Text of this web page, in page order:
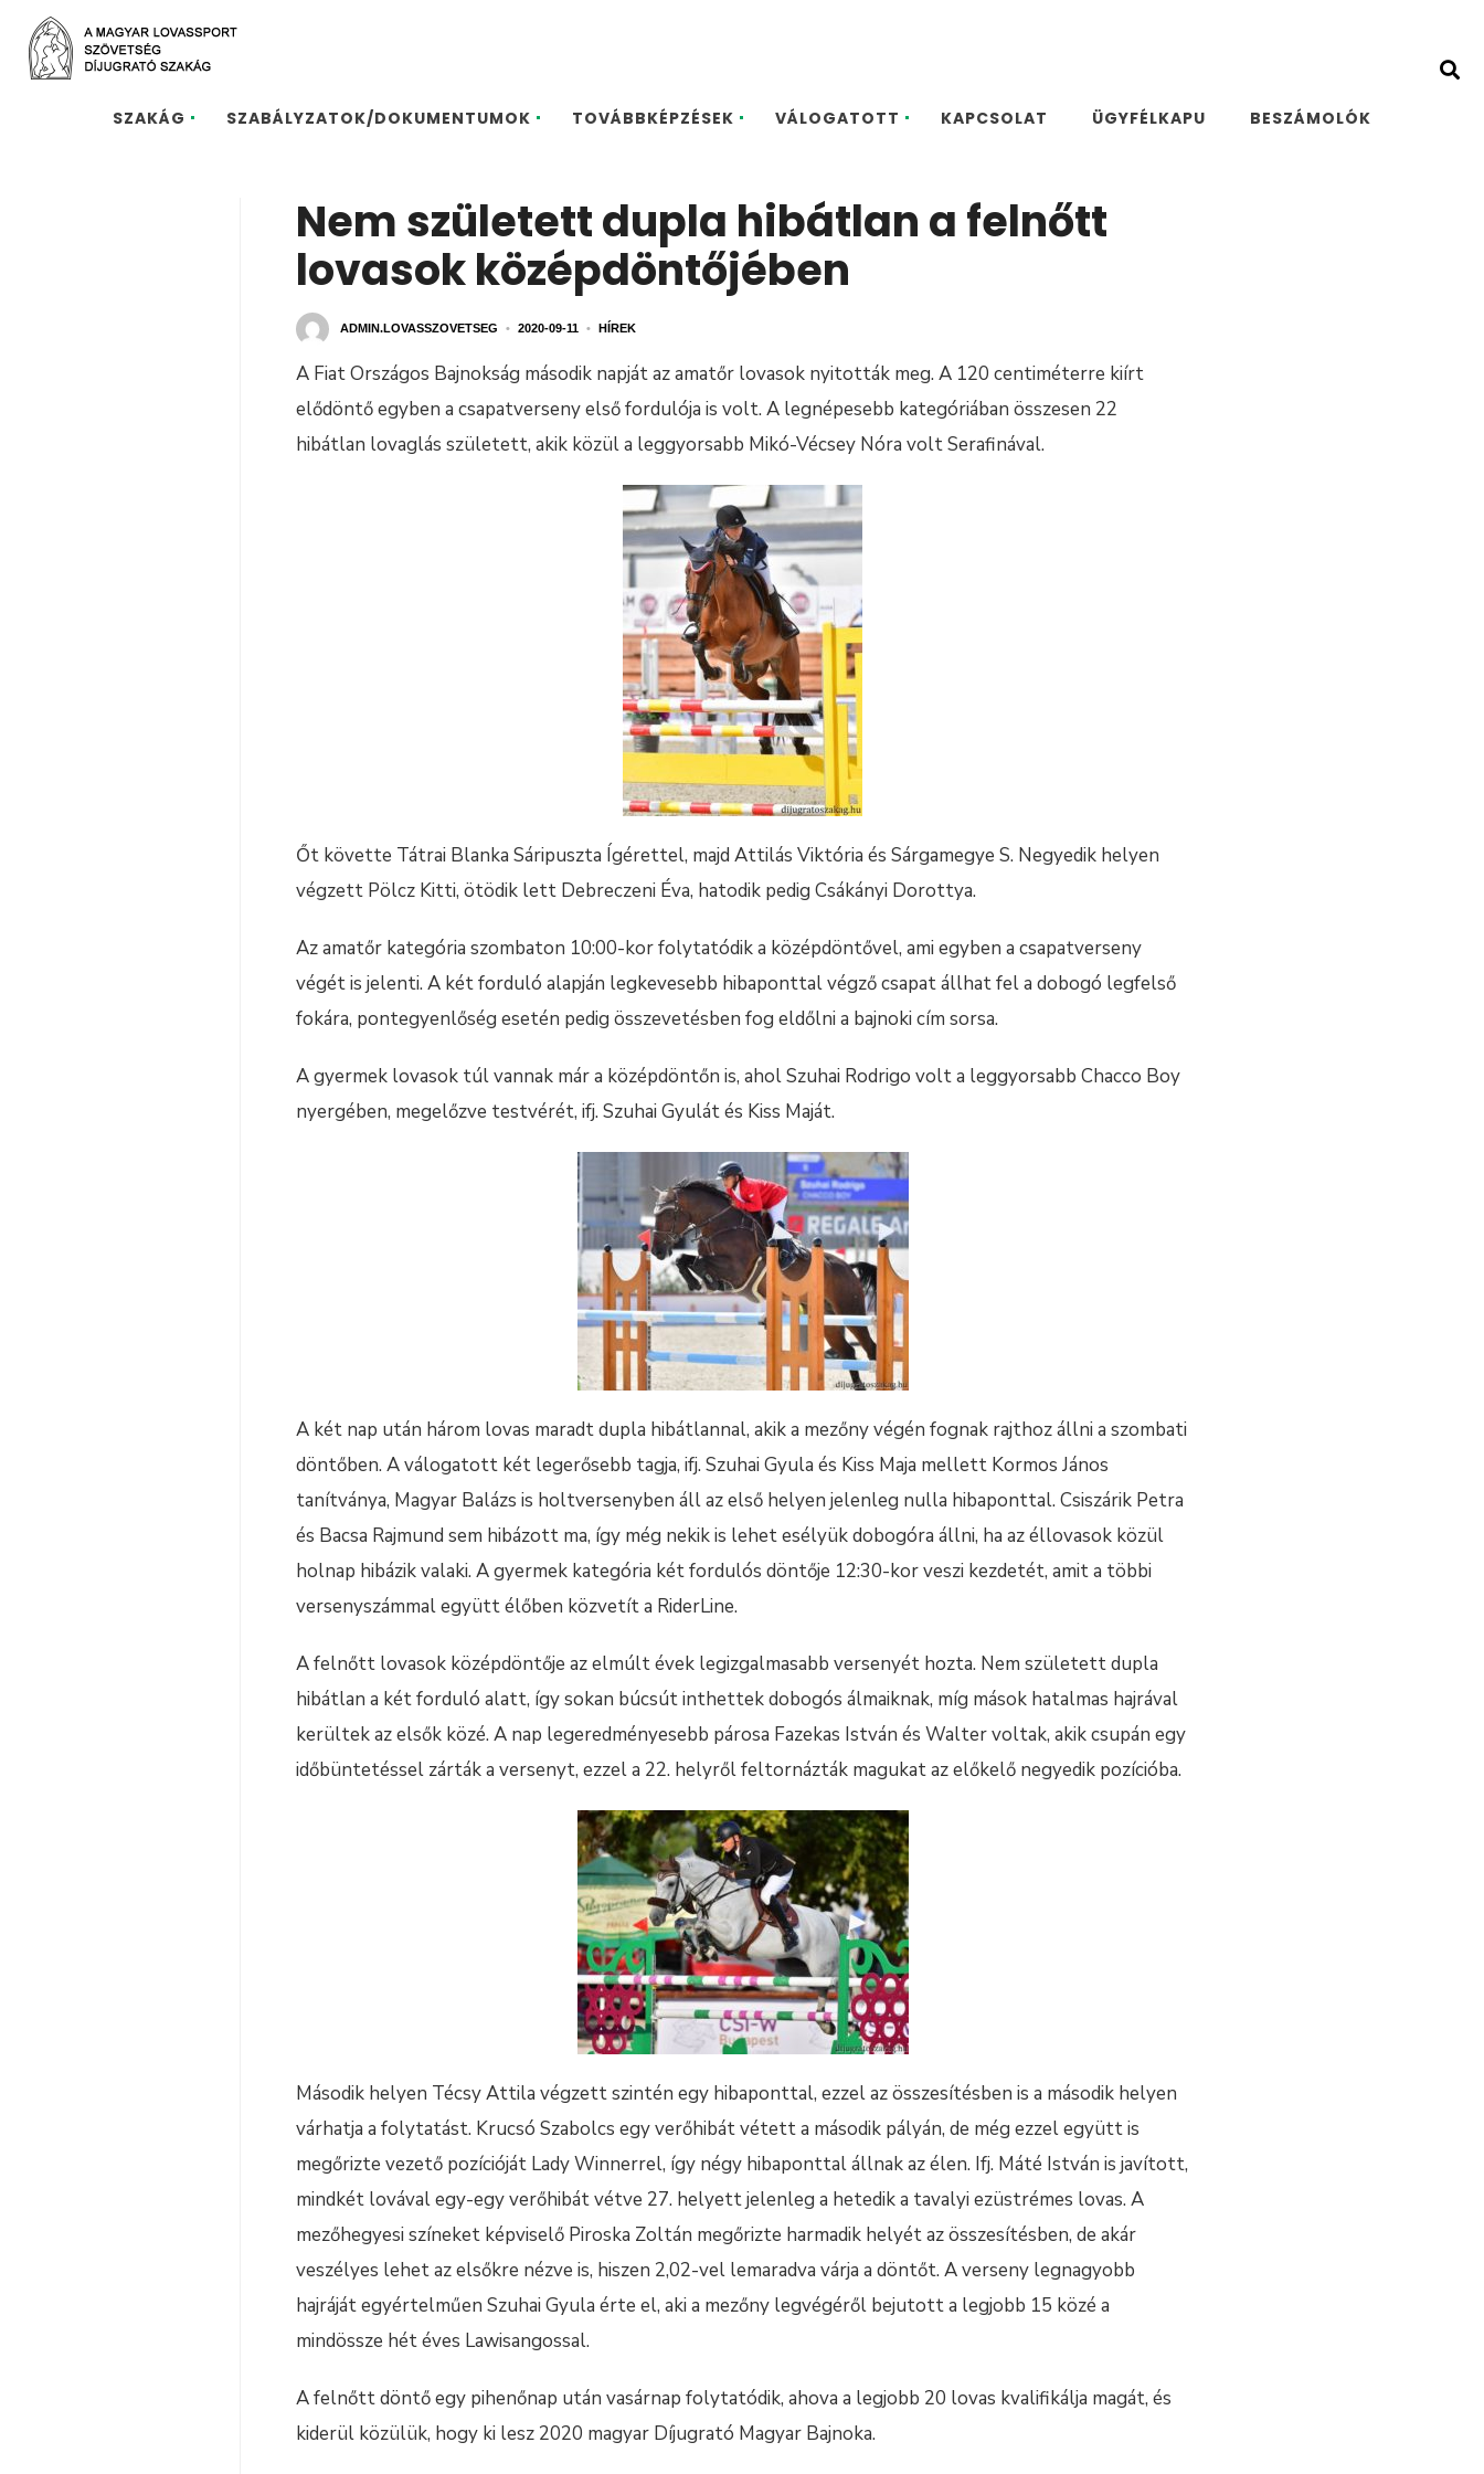
SZAKÁG SZABÁLYZATOK/DOKUMENTUMOK TOVÁBBKÉPZÉSEK VÁLOGATOTT KAPCSOLAT ÜGYFÉLKAPU BESZÁMOLÓK
Nem született dupla hibátlan a felnőtt
lovasok középdöntőjében
ADMIN.LOVASSZOVETSEG • 2020-09-11 • HÍREK
A Fiat Országos Bajnokság második napját az amatőr lovasok nyitották meg. A 120 centiméterre kiírt
elődöntő egyben a csapatverseny első fordulója is volt. A legnépesebb kategóriában összesen 22
hibátlan lovaglás született, akik közül a leggyorsabb Mikó-Vécsey Nóra volt Serafinával.
Őt követte Tátrai Blanka Sáripuszta Ígérettel, majd Attilás Viktória és Sárgamegye S. Negyedik helyen
végzett Pölcz Kitti, ötödik lett Debreczeni Éva, hatodik pedig Csákányi Dorottya.
Az amatőr kategória szombaton 10:00-kor folytatódik a középdöntővel, ami egyben a csapatverseny
végét is jelenti. A két forduló alapján legkevesebb hibaponttal végző csapat állhat fel a dobogó legfelső
fokára, pontegyenlőség esetén pedig összevetésben fog eldőlni a bajnoki cím sorsa.
A gyermek lovasok túl vannak már a középdöntőn is, ahol Szuhai Rodrigo volt a leggyorsabb Chacco Boy
nyergében, megelőzve testvérét, ifj. Szuhai Gyulát és Kiss Maját.
A két nap után három lovas maradt dupla hibátlannal, akik a mezőny végén fognak rajthoz állni a szombati
döntőben. A válogatott két legerősebb tagja, ifj. Szuhai Gyula és Kiss Maja mellett Kormos János
tanítványa, Magyar Balázs is holtversenyben áll az első helyen jelenleg nulla hibaponttal. Csiszárik Petra
és Bacsa Rajmund sem hibázott ma, így még nekik is lehet esélyük dobogóra állni, ha az éllovasok közül
holnap hibázik valaki. A gyermek kategória két fordulós döntője 12:30-kor veszi kezdetét, amit a többi
versenyszámmal együtt élőben közvetít a RiderLine.
A felnőtt lovasok középdöntője az elmúlt évek legizgalmasabb versenyét hozta. Nem született dupla
hibátlan a két forduló alatt, így sokan búcsút inthettek dobogós álmaiknak, míg mások hatalmas hajrával
kerültek az elsők közé. A nap legeredményesebb párosa Fazekas István és Walter voltak, akik csupán egy
időbüntetéssel zárták a versenyt, ezzel a 22. helyről feltornázták magukat az előkelő negyedik pozícióba.
Második helyen Técsy Attila végzett szintén egy hibaponttal, ezzel az összesítésben is a második helyen
várhatja a folytatást. Krucsó Szabolcs egy verőhibát vétett a második pályán, de még ezzel együtt is
megőrizte vezető pozícióját Lady Winnerrel, így négy hibaponttal állnak az élen. Ifj. Máté István is javított,
mindkét lovával egy-egy verőhibát vétve 27. helyett jelenleg a hetedik a tavalyi ezüstrémes lovas. A
mezőhegyesi színeket képviselő Piroska Zoltán megőrizte harmadik helyét az összesítésben, de akár
veszélyes lehet az elsőkre nézve is, hiszen 2,02-vel lemaradva várja a döntőt. A verseny legnagyobb
hajráját egyértelműen Szuhai Gyula érte el, aki a mezőny legvégéről bejutott a legjobb 15 közé a
mindössze hét éves Lawisangossal.
A felnőtt döntő egy pihenőnap után vasárnap folytatódik, ahova a legjobb 20 lovas kvalifikálja magát, és
kiderül közülük, hogy ki lesz 2020 magyar Díjugrató Magyar Bajnoka.